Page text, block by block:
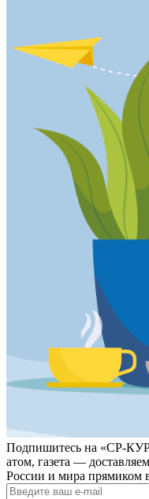
Подпишитесь на «СР-
атом, газета —
России и мира прямиком